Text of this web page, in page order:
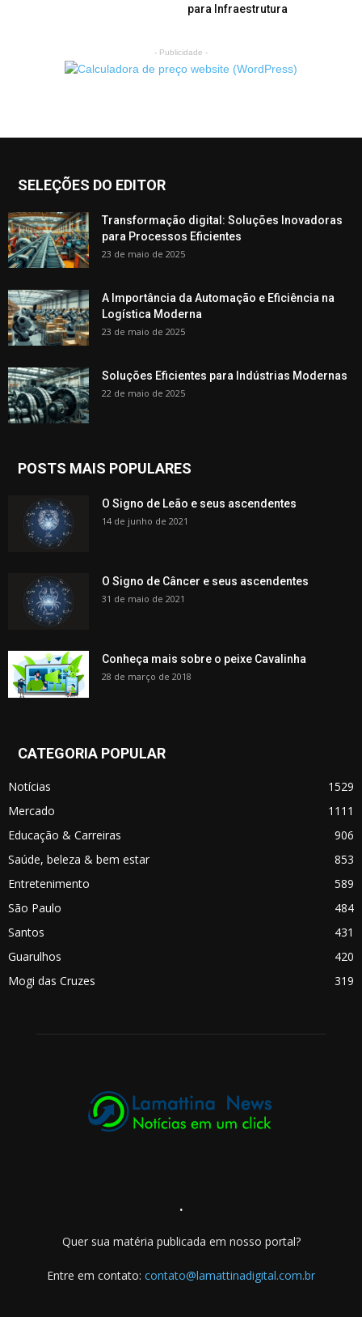
para Infraestrutura
- Publicidade -
SELEÇÕES DO EDITOR
Transformação digital: Soluções Inovadoras
para Processos Eficientes
23 de maio de 2025
A Importância da Automação e Eficiência na
Logística Moderna
23 de maio de 2025
Soluções Eficientes para Indústrias Modernas
22 de maio de 2025
POSTS MAIS POPULARES
O Signo de Leão e seus ascendentes
14 de junho de 2021
O Signo de Câncer e seus ascendentes
31 de maio de 2021
Conheça mais sobre o peixe Cavalinha
28 de março de 2018
CATEGORIA POPULAR
Notícias
1529
Mercado
1111
Educação & Carreiras
906
Saúde, beleza & bem estar
853
Entretenimento
589
São Paulo
484
Santos
431
Guarulhos
420
Mogi das Cruzes
319
.
Quer sua matéria publicada em nosso portal?
Entre em contato: contato@lamattinadigital.com.br